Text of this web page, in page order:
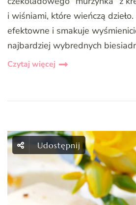
i wiśniami, które wieńczą
efektowne i smakuje
najbardziej wybrednych
Czytaj więcej
Udostępnij